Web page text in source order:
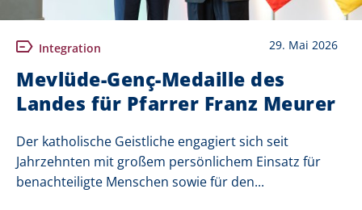
Integration 29. Mai 2026
Mevlüde-Genç-Medaille des
Landes für Pfarrer Franz Meurer
Der katholische Geistliche engagiert sich seit
Jahrzehnten mit großem persönlichem Einsatz für
benachteiligte Menschen sowie für den...